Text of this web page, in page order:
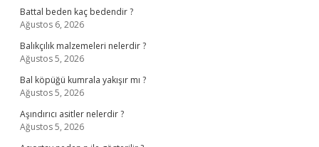
Battal beden kaç bedendir ?
Ağustos 6, 2026
Balıkçılık malzemeleri nelerdir ?
Ağustos 5, 2026
Bal köpüğü kumrala yakışır mı ?
Ağustos 5, 2026
Aşındırıcı asitler nelerdir ?
Ağustos 5, 2026